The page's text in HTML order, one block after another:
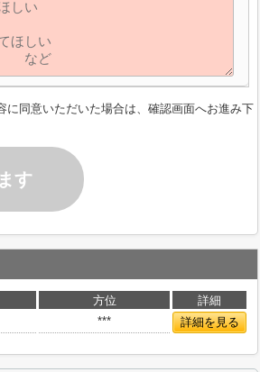
に同意いただいた場合は、確認画面へお進み下
す
方位
詳細
*** 詳細を見る